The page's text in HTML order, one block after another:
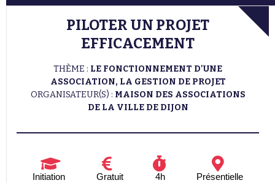
PILOTER UN PROJET
EFFICACEMENT
THÈME : LE FONCTIONNEMENT D'UNE
ASSOCIATION, LA GESTION DE PROJET
ORGANISATEUR(S) : MAISON DES ASSOCIATIONS
DE LA VILLE DE DIJON
Initiation Gratuit 4h Présentielle